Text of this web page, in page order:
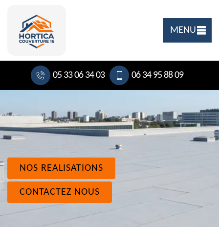
MENU
05 33 06 34 03 06 34 95 88 09
NOS REALISATIONS
CONTACTEZ NOUS